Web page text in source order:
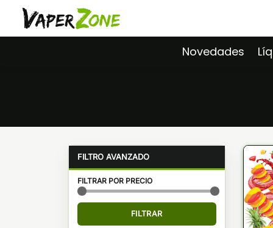
Saltar
contenido
Novedades
FILTRAR POR PRECIO
Precio
Precio
FILTRAR